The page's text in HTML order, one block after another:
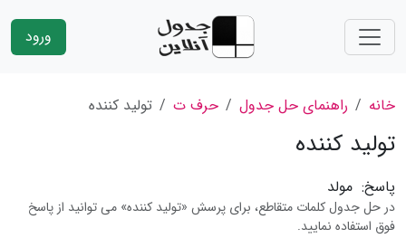
ورود
خانه راهنمای حل جدول حرف ت تولید كننده
تولید كننده
پاسخ: مولد
در حل جدول کلمات متقاطع، برای پرسش «تولید كننده» می توانید از پاسخ
فوق استفاده نمایید.